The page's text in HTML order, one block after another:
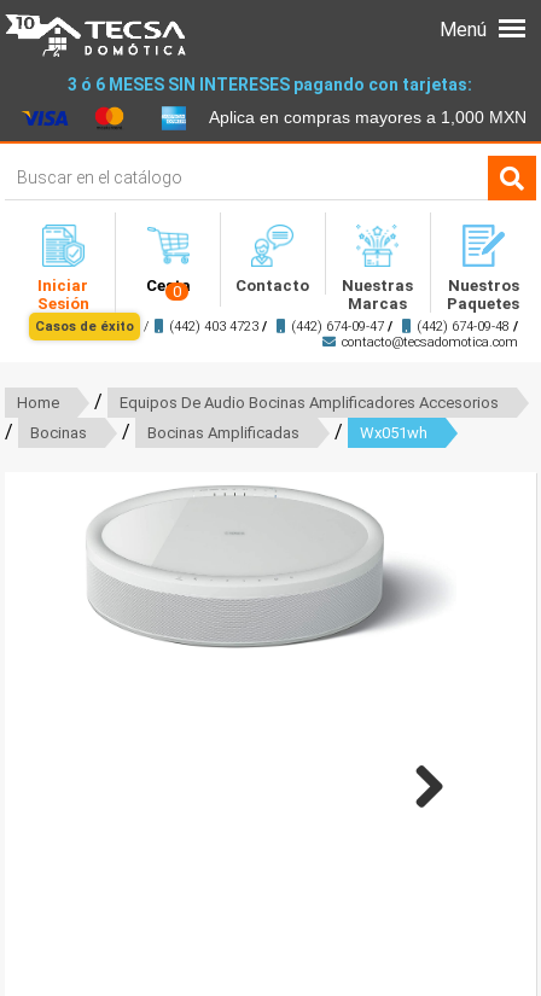
3 ó 6 MESES SIN INTERESES pagando con tarjetas:
Aplica en compras mayores a 1,000 MXN
Iniciar
Sesión
Cesta
0 Contacto
Nuestras
Marcas
Nuestros
Paquetes
Casos de éxito / (442) 403 4723 / (442) 674-09-47 / (442) 674-09-48 /
contacto@tecsadomotica.com
Menú
Home / Equipos De Audio Bocinas Amplificadores Accesorios
/ Bocinas / Bocinas Amplificadas / Wx051wh